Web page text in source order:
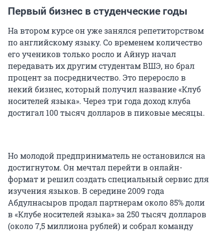
Первый бизнес в студенческие годы
На втором курсе он уже занялся репетиторством
по английскому языку. Со временем количество
его учеников только росло и Айнур начал
передавать их другим студентам ВШЭ, но брал
процент за посредничество. Это переросло в
некий бизнес, который получил название «Клуб
носителей языка». Через три года доход клуба
достигал 100 тысяч долларов в пиковые месяцы.
Но молодой предприниматель не остановился на
достигнутом. Он мечтал перейти в онлайн-
формат и решил создать специальный сервис для
изучения языков. В середине 2009 года
Абдулнасыров продал партнерам около 85% доли
в «Клубе носителей языка» за 250 тысяч долларов
(около 7,5 миллиона рублей) и собрал команду